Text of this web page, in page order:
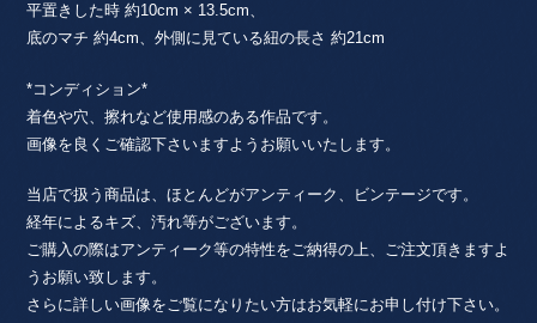
平置きした時 約10cm × 13.5cm、
底のマチ 約4cm、外側に見ている紐の長さ 約21cm
*コンディション*
着色や穴、擦れなど使用感のある作品です。
画像を良くご確認下さいますようお願いいたします。
当店で扱う商品は、ほとんどがアンティーク、ビンテージです。
経年によるキズ、汚れ等がございます。
ご購入の際はアンティーク等の特性をご納得の上、ご注文頂きますよ
うお願い致します。
さらに詳しい画像をご覧になりたい方はお気軽にお申し付け下さい。